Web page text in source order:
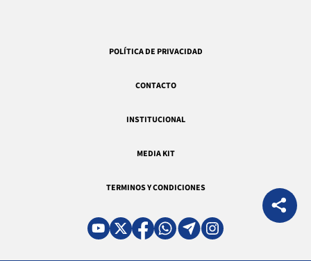
POLÍTICA DE PRIVACIDAD
CONTACTO
INSTITUCIONAL
MEDIA KIT
TERMINOS Y CONDICIONES